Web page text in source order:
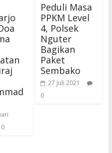
0
Peduli Masa
PPKM Level
4, Polsek
Nguter
Bagikan
Paket
Sembako
27 Juli 2021
0